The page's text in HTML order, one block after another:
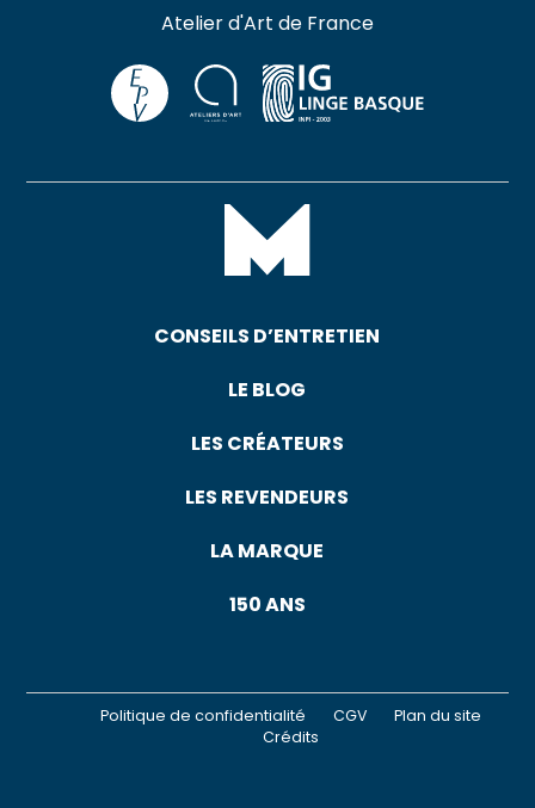
Atelier d'Art de France
CONSEILS D’ENTRETIEN
LE BLOG
LES CRÉATEURS
LES REVENDEURS
LA MARQUE
150 ANS
Politique de confidentialité CGV
Plan du site
Crédits